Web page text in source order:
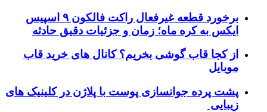
برخورد قطعه غیرفعال راکت فالکون ۹ اسپیس
ایکس به کره ماه؛ زمان و جزئیات دقیق حادثه
از کجا قاب گوشی بخریم؟ کانال های خرید قاب
موبایل
پشت پرده جوانسازی پوست با پلاژن در کلینیک های
زیبایی